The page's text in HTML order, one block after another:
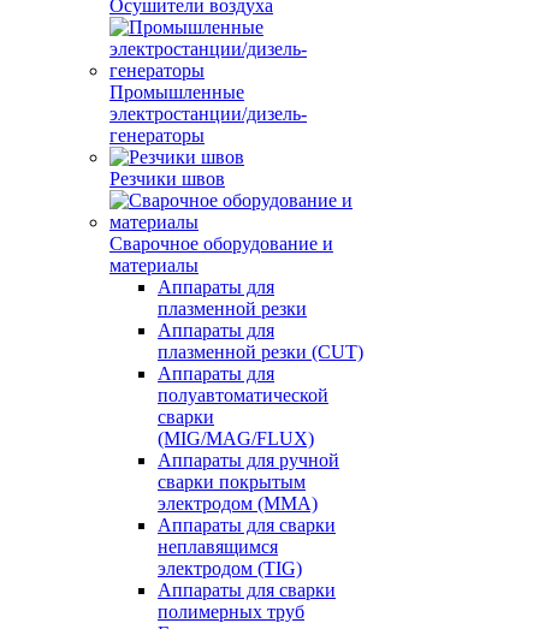
Осушители воздуха
Промышленные
электростанции/дизель-
генераторы
Резчики швов
Сварочное оборудование и
материалы
Аппараты для
плазменной резки
Аппараты для
плазменной резки (CUT)
Аппараты для
полуавтоматической
сварки
(MIG/MAG/FLUX)
Аппараты для ручной
сварки покрытым
электродом (MMA)
Аппараты для сварки
неплавящимся
электродом (TIG)
Аппараты для сварки
полимерных труб